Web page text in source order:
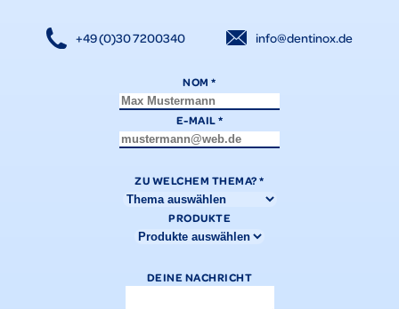
+49 (0)30 7200340 info@dentinox.de
NOM*
E-MAIL*
ZU WELCHEM THEMA?*
PRODUKTE
DEINE NACHRICHT